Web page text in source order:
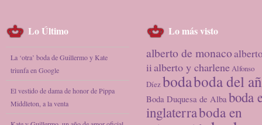
Lo Último
La ‘otra’ boda de Guillermo y Kate
triunfa en Google
El vestido de dama de honor de Pippa
Middleton, a la venta
Lo más visto
alberto de monaco
iialberto y charleneAlfonso
Díezbodaboda del
Boda Duquesa de Alba boda
inglaterraboda en